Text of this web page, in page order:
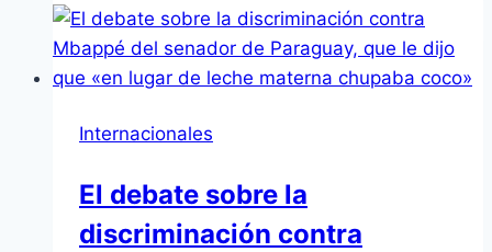
Internacionales
El debate sobre la
discriminación contra